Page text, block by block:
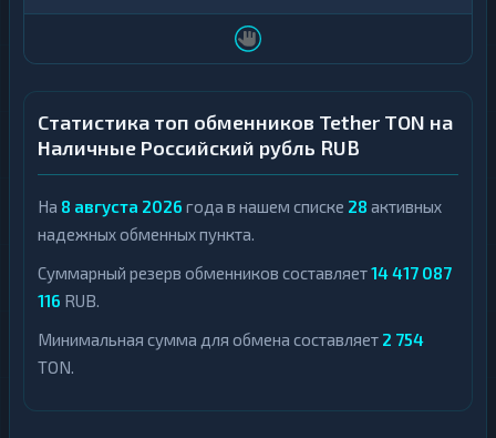
Статистика топ обменников Tether TON на
Наличные Российский рубль RUB
На 8 августа 2026 года в нашем списке 28 активных
надежных обменных пункта.
Суммарный резерв обменников составляет14 417 087
116 RUB.
Минимальная сумма для обмена составляет 2 754
TON.